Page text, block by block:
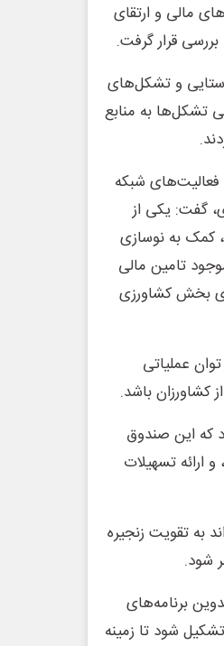
مالی و ارتقای
قرار گرفت.
و تشکل‌های
تشکل‌ها به منابع
شبکه
گفت: یکی از
کمک به نوسازی
تامین مالی
بخش کشاورزی
عملیاتی
کشاورزان باشد.
که این صندوق
ارائه تسهیلات
به تقویت زنجیره
شود.
برنامه‌های
شود تا زمینه